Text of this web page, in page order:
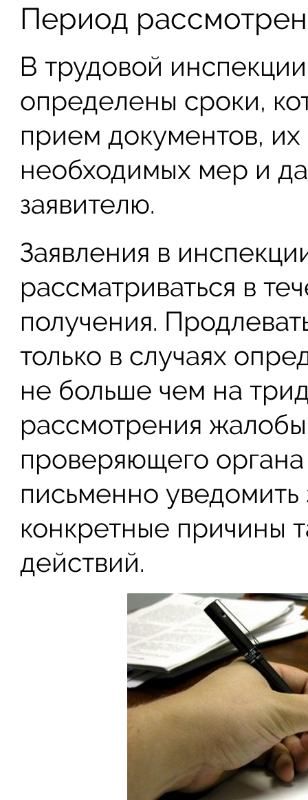
Период
В трудовой
определены сроки,
прием документов,
необходимых мер и
заявителю.
Заявления в
рассматриваться в
получения.
только в случаях
не больше чем на
рассмотрения
проверяющего
письменно уведомить
конкретные причины
действий.